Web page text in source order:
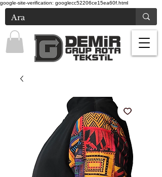
google-site-verification: googlecc52206ce15ea60f.html